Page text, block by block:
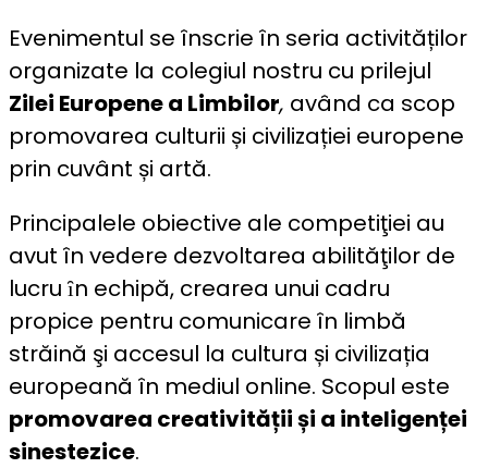
Evenimentul se înscrie în seria activităților
organizate la colegiul nostru cu prilejul
Zilei Europene a Limbilor, având ca scop
promovarea culturii și civilizației europene
prin cuvânt și artă.
Principalele obiective ale competiţiei au
avut în vedere dezvoltarea abilităţilor de
lucru ȋn echipă, crearea unui cadru
propice pentru comunicare în limbă
străină şi accesul la cultura și civilizația
europeană în mediul online. Scopul este
promovarea creativității și a inteligenței
sinestezice.